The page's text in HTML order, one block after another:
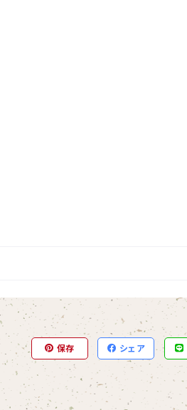
保存 シェア